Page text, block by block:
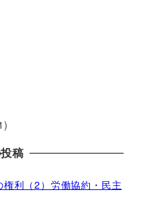
稿
利（2）労働協約・民主